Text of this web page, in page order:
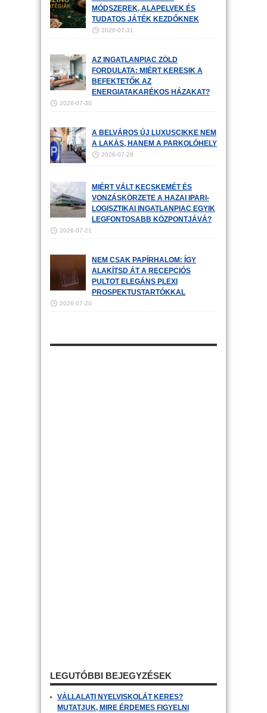
MÓDSZEREK, ALAPELVEK ÉS
TUDATOS JÁTÉK KEZDŐKNEK
2026-07-31
AZ INGATLANPIAC ZÖLD
FORDULATA: MIÉRT KERESIK A
BEFEKTETŐK AZ
ENERGIATAKARÉKOS HÁZAKAT?
2026-07-30
A BELVÁROS ÚJ LUXUSCIKKE NEM
A LAKÁS, HANEM A PARKOLÓHELY
2026-07-29
MIÉRT VÁLT KECSKEMÉT ÉS
VONZÁSKÖRZETE A HAZAI IPARI-
LOGISZTIKAI INGATLANPIAC EGYIK
LEGFONTOSABB KÖZPONTJÁVÁ?
2026-07-21
NEM CSAK PAPÍRHALOM: ÍGY
ALAKÍTSD ÁT A RECEPCIÓS
PULTOT ELEGÁNS PLEXI
PROSPEKTUSTARTÓKKAL
2026-07-20
LEGUTÓBBI BEJEGYZÉSEK
VÁLLALATI NYELVISKOLÁT KERES?
MUTATJUK, MIRE ÉRDEMES FIGYELNI